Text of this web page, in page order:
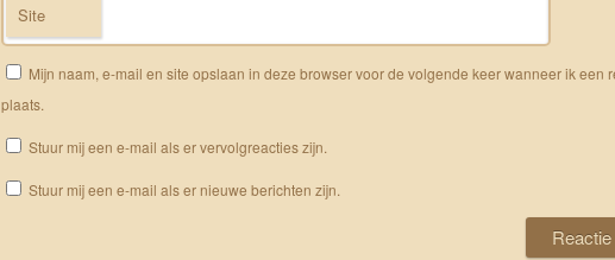
Site
Mijn naam, e-mail en site opslaan in deze browser voor de volgende keer wanneer ik een
plaats.
Stuur mij een e-mail als er vervolgreacties zijn.
Stuur mij een e-mail als er nieuwe berichten zijn.